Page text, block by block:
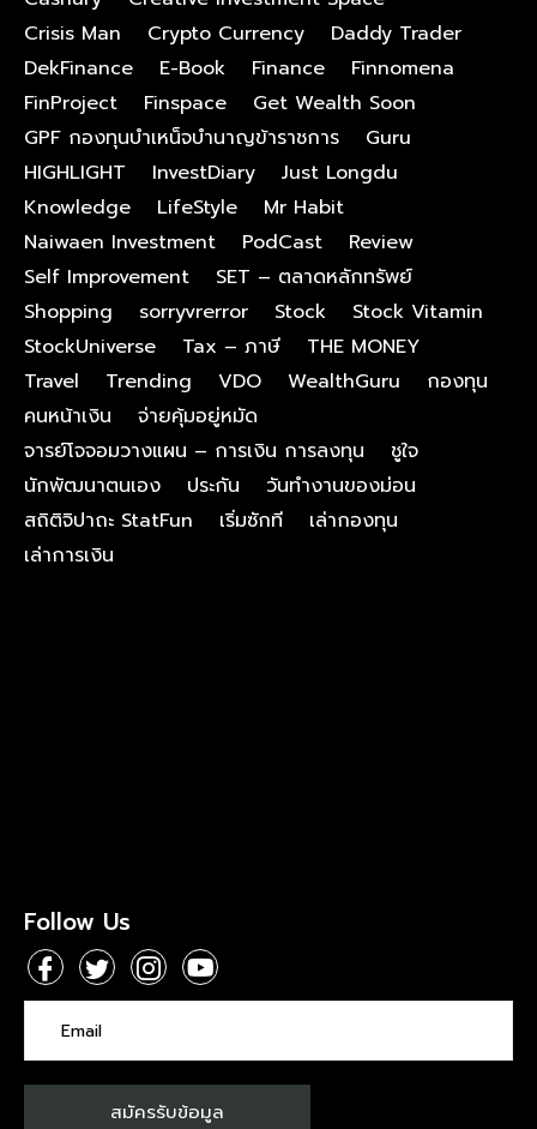
Crisis Man
Crypto Currency
Daddy Trader
DekFinance
E-Book Finance
Finnomena
FinProject
Finspace
Get Wealth Soon
GPF กองทุนบําเหน็จบํานาญข้าราชการ
Guru
HIGHLIGHT
InvestDiary
Just Longdu
Knowledge
LifeStyle
Mr Habit
Naiwaen Investment
PodCast
Review
Self Improvement
SET – ตลาดหลักทรัพย์
Shopping
sorryvrerror Stock
Stock Vitamin
StockUniverse
Tax – ภาษี
THE MONEY
Travel
Trending VDO WealthGuru
กองทุน
คนหน้าเงิน
จ่ายคุ้มอยู่หมัด
จารย์โจจอมวางแผน – การเงิน การลงทุน
ชูใจ
นักพัฒนาตนเอง
ประกัน
วันทำงานของม่อน
สถิติจิปาถะ StatFun
เริ่มซักที
เล่ากองทุน
เล่าการเงิน
Follow Us